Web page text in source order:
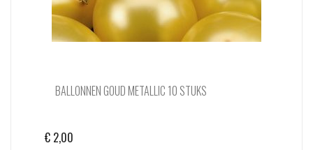
BALLONNEN GOUD METALLIC 10 STUKS
€ 2,00